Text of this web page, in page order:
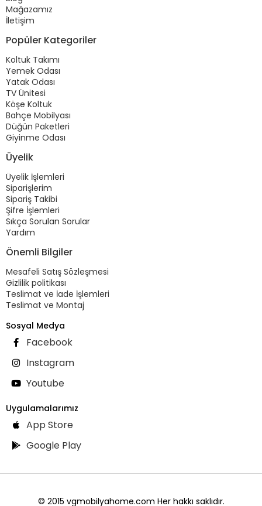
Mağazamız
İletişim
Popüler Kategoriler
Koltuk Takımı
Yemek Odası
Yatak Odası
TV Ünitesi
Köşe Koltuk
Bahçe Mobilyası
Düğün Paketleri
Giyinme Odası
Üyelik
Üyelik İşlemleri
Siparişlerim
Sipariş Takibi
Şifre İşlemleri
Sıkça Sorulan Sorular
Yardım
Önemli Bilgiler
Mesafeli Satış Sözleşmesi
Gizlilik politikası
Teslimat ve İade İşlemleri
Teslimat ve Montaj
Sosyal Medya
Facebook
Instagram
Youtube
Uygulamalarımız
App Store
Google Play
© 2015 vgmobilyahome.com Her hakkı saklıdır.